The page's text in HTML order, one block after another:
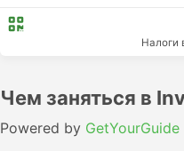
Налоги
Чем заняться в
Powered by GetYourGuide